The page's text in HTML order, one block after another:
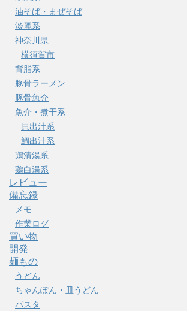
油そば・まぜそば
淡麗系
神奈川県
横須賀市
背脂系
豚骨ラーメン
豚骨魚介
魚介・煮干系
貝出汁系
鯛出汁系
鶏清湯系
鶏白湯系
レビュー
備忘録
メモ
作業ログ
買い物
開発
麺もの
うどん
ちゃんぽん・皿うどん
パスタ